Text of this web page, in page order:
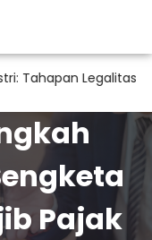
Legalitas Penting
Pajak